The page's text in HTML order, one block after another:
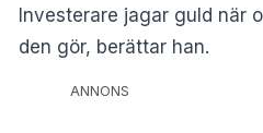
Investerare jagar guld när
den gör, berättar han.
ANNONS